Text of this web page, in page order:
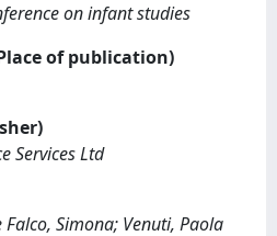
on infant studies
of publication)
Services Ltd
Simona; Venuti, Paola